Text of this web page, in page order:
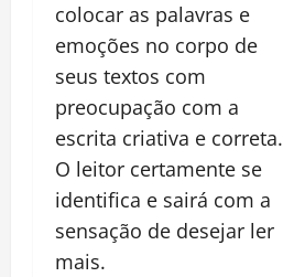
colocar as palavras e
emoções no corpo de
seus textos com
preocupação com a
escrita criativa e correta.
O leitor certamente se
identifica e sairá com a
sensação de desejar ler
mais.